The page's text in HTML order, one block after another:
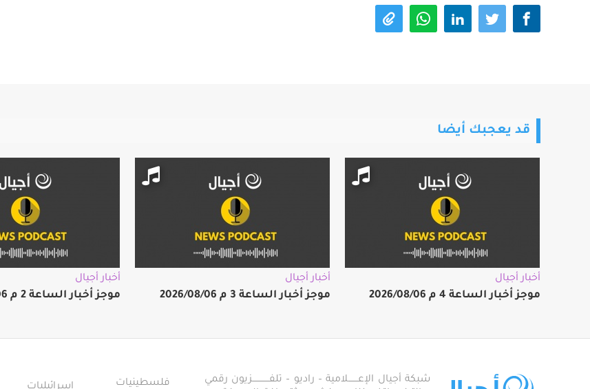
قد يعجبك أيضا
أخبار أجيال
موجز أخبار الساعة 4 م 2026/08/06
أخبار أجيال
موجز أخبار الساعة 3 م 2026/08/06
أخبار أجيال
موجز أخبار الساعة 2 م 2026/08/06
شبكة أجيال الإعـــــــلامية – راديو – تلفــــــــــــزيون رقمي
فلسطينيات